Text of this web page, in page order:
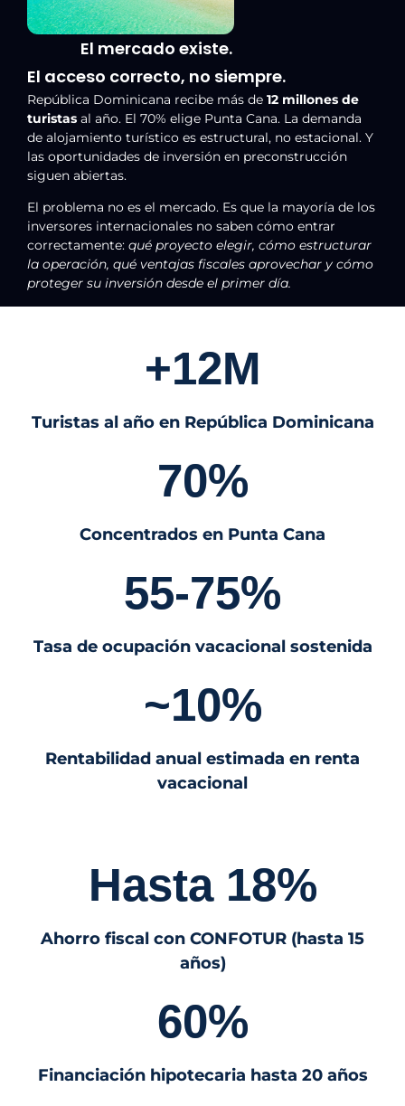
El mercado existe.
El acceso correcto, no siempre.
República Dominicana recibe más de 12 millones de
turistas al año. El 70% elige Punta Cana. La demanda
de alojamiento turístico es estructural, no estacional. Y
las oportunidades de inversión en preconstrucción
siguen abiertas.
El problema no es el mercado. Es que la mayoría de los
inversores internacionales no saben cómo entrar
correctamente: qué proyecto elegir, cómo estructurar
la operación, qué ventajas fiscales aprovechar y cómo
proteger su inversión desde el primer día.
+12M
Turistas al año en República Dominicana
70%
Concentrados en Punta Cana
55-75%
Tasa de ocupación vacacional sostenida
~10%
Rentabilidad anual estimada en renta
vacacional
Hasta 18%
Ahorro fiscal con CONFOTUR (hasta 15
años)
60%
Financiación hipotecaria hasta 20 años